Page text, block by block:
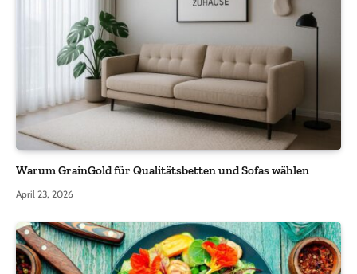
Warum GrainGold für Qualitätsbetten und Sofas wählen
April 23, 2026